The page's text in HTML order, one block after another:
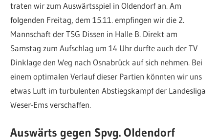
traten wir zum Auswärtsspiel in Oldendorf an. Am
folgenden Freitag, dem 15.11. empfingen wir die 2.
Mannschaft der TSG Dissen in Halle B. Direkt am
Samstag zum Aufschlag um 14 Uhr durfte auch der TV
Dinklage den Weg nach Osnabrück auf sich nehmen. Bei
einem optimalen Verlauf dieser Partien könnten wir uns
etwas Luft im turbulenten Abstiegskampf der Landesliga
Weser-Ems verschaffen.
Auswärts gegen Spvg. Oldendorf